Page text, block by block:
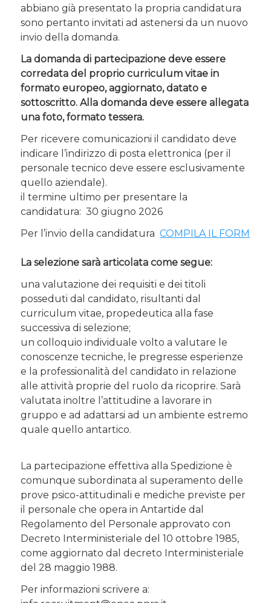
abbiano già presentato la propria candidatura
sono pertanto invitati ad astenersi da un nuovo
invio della domanda.
La domanda di partecipazione deve essere
corredata del proprio curriculum vitae in
formato europeo, aggiornato, datato e
sottoscritto. Alla domanda deve essere allegata
una foto, formato tessera.
Per ricevere comunicazioni il candidato deve
indicare l’indirizzo di posta elettronica (per il
personale tecnico deve essere esclusivamente
quello aziendale).
il termine ultimo per presentare la
candidatura: 30 giugno 2026
Per l’invio della candidaturaCOMPILA IL FORM
La selezione sarà articolata come segue:
una valutazione dei requisiti e dei titoli
posseduti dal candidato, risultanti dal
curriculum vitae, propedeutica alla fase
successiva di selezione;
un colloquio individuale volto a valutare le
conoscenze tecniche, le pregresse esperienze
e la professionalità del candidato in relazione
alle attività proprie del ruolo da ricoprire. Sarà
valutata inoltre l’attitudine a lavorare in
gruppo e ad adattarsi ad un ambiente estremo
quale quello antartico.
La partecipazione effettiva alla Spedizione è
comunque subordinata al superamento delle
prove psico-attitudinali e mediche previste per
il personale che opera in Antartide dal
Regolamento del Personale approvato con
Decreto Interministeriale del 10 ottobre 1985,
come aggiornato dal decreto Interministeriale
del 28 maggio 1988.
Per informazioni scrivere a: